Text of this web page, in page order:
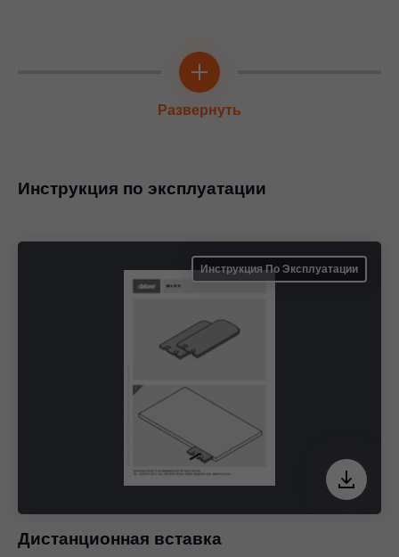
Развернуть
Инструкция по эксплуатации
Инструкция По Эксплуатации
Дистанционная вставка